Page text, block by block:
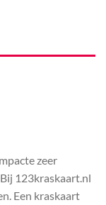
zeer
123kraskaart.nl
Een kraskaart